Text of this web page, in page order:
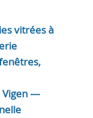
vitrées à
Vigen —